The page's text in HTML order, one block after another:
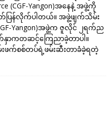
(CGF-Yangon)အနေနဲ့ အဖွဲ့ကို
ြန်လိုက်ပါတယ်။ အဖွဲ့ဖျက်သိမ်း
Yangon)အဖွဲ့က ဇူလိုင် ၂ရက်ည
ာကတဆင့်ကြေညာခဲ့တာပါ။
ဖက်စစ်တပ်ရဲ့ဖမ်းဆီးတာခံခဲ့ရတဲ့